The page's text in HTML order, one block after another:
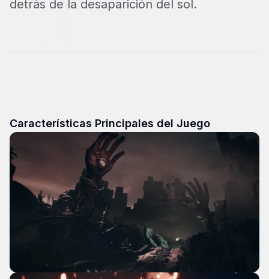
detrás de la desaparición del sol.
Características Principales del Juego